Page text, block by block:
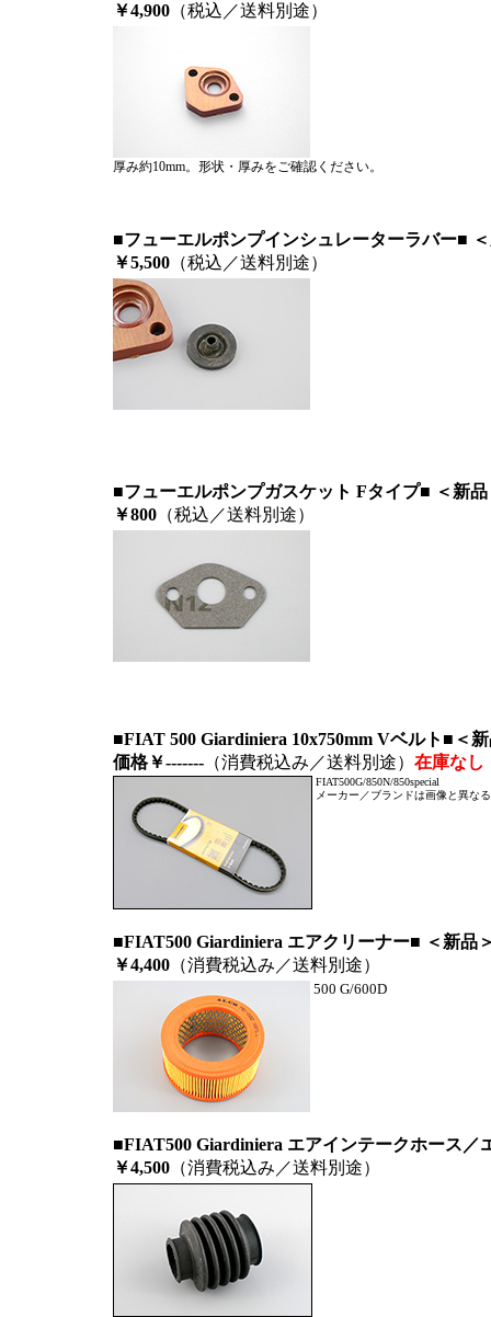
￥4,900（税込／送料別途）
厚み約10mm。形状・厚みをご確認ください。
■フューエルポンプインシュレーターラバー■
￥5,500（税込／送料別途）
■フューエルポンプガスケット Fタイプ■ ＜新品
￥800（税込／送料別途）
■FIAT 500 Giardiniera 10x750mm Vベルト■＜
価格￥-------（消費税込み／送料別途） 在庫なし
FIAT500G/850N/850special
メーカー／ブランドは画像と異な
■FIAT500 Giardiniera エアクリーナー■ ＜新品
￥4,400（消費税込み／送料別途）
500 G/600D
■FIAT500 Giardiniera エアインテークホース／
￥4,500（消費税込み／送料別途）